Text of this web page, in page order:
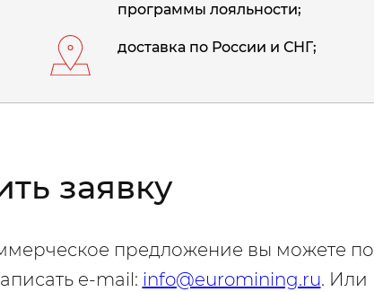
программы лояльности;
доставка по России и СНГ;
заявку
предложение вы можете по
e-mail: info@euromining.ru. Или